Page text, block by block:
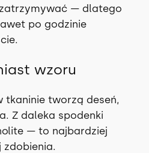
— dlatego
po godzinie
wzoru
tkaninie tworzą deseń,
Z daleka spodenki
— to najbardziej
zdobienia.